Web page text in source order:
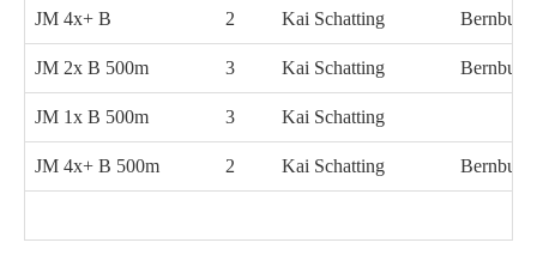
JM 4x+ B 2 Kai Schatting Bernburg
JM 2x B 500m 3 Kai Schatting Bernburg
JM 1x B 500m 3 Kai Schatting
JM 4x+ B 500m 2 Kai Schatting Bernburg